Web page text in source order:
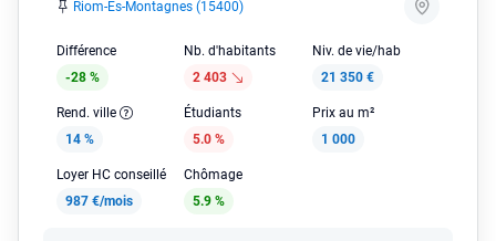
Riom-Es-Montagnes (15400)
Différence
-28 %
Nb. d'habitants
2 403
Niv. de vie/hab
21 350 €
Rend. ville
14 %
Étudiants
5.0 %
Prix au m²
1 000
Loyer HC conseillé
987 €/mois
Chômage
5.9 %